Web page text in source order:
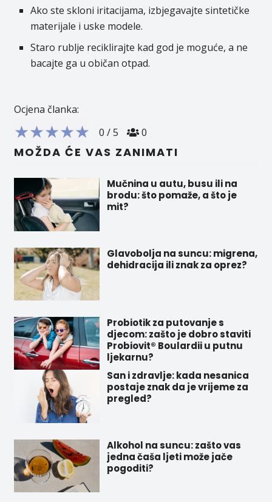
Ako ste skloni iritacijama, izbjegavajte sintetičke
materijale i uske modele.
Staro rublje reciklirajte kad god je moguće, a ne
bacajte ga u običan otpad.
Ocjena članka:
★★★★★ 0 /5 0
MOŽDA ĆE VAS ZANIMATI
Mučnina u autu, busu ili na
brodu: što pomaže, a što je
mit?
Glavobolja na suncu: migrena,
dehidracija ili znak za oprez?
Probiotik za putovanje s
djecom: zašto je dobro staviti
Probiovit® Boulardii u putnu
ljekarnu?
San i zdravlje: kada nesanica
postaje znak da je vrijeme za
pregled?
Alkohol na suncu: zašto vas
jedna čaša ljeti može jače
pogoditi?